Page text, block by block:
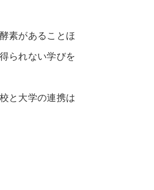
素があることほ
られない学びを
と大学の連携は